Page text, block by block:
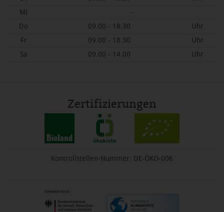
Mi
-
Do
09.00 - 18.30
Uhr
Fr
09.00 - 18.30
Uhr
Sa
09.00 - 14.00 Uhr
Zertifizierungen
Kontrollstellen-Nummer: DE-ÖKO-006